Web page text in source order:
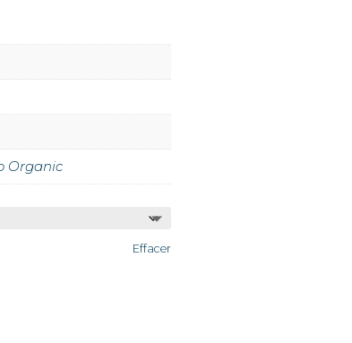
Organic
Effacer